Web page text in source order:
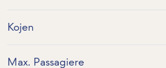
Kojen
Max. Passagiere